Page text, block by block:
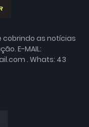
as notícias
E-MAIL:
. Whats: 43